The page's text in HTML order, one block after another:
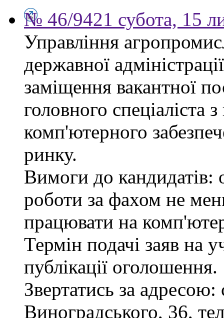
№ 46/9421 субота, 15
Управління
державної
заміщення вакантної
головного спеціаліста
комп'ютерного
ринку.
Вимоги до
роботи за фахом не
працювати на
Термін подачі заяв на
публікації оголошення.
Звертатись за
Виноградського, 36,